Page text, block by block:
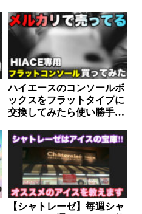
ハイエースのコンソールボ
ックスをフラットタイプに
交換してみたら使い勝手が
【シャトレーゼ】毎週シャ